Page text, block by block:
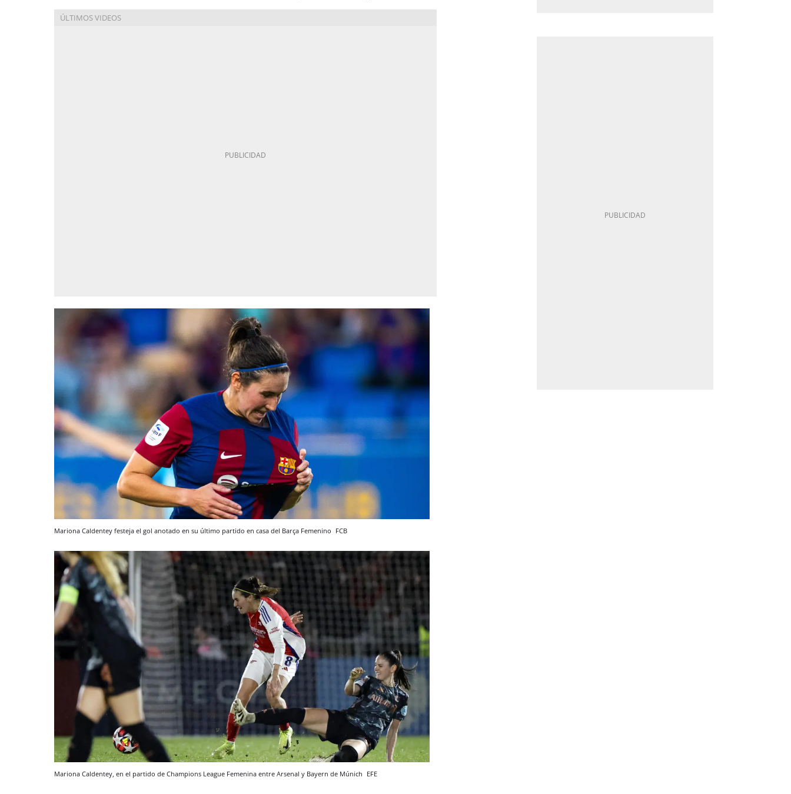
Mariona Caldentey festeja el gol anotado en su último partido en casa del Barça Femenino FCB
Mariona Caldentey, en el partido de Champions League Femenina entre Arsenal y Bayern de Múnich EFE